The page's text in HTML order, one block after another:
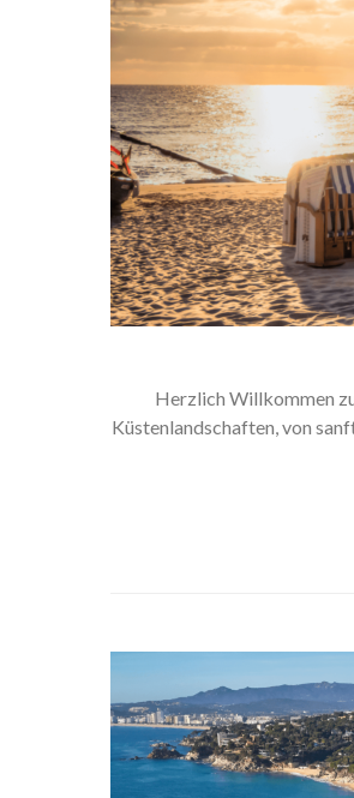
Herzlich Willkommen
Küstenlandschaften, von